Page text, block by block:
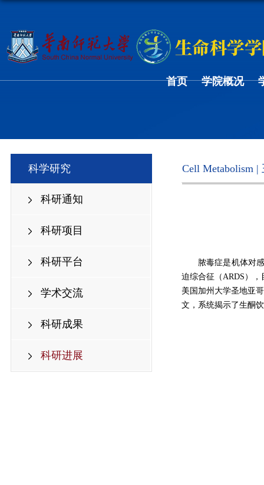
首页 学院概况
科学研究
科研通知
科研项目
科研平台
学术交流
科研成果
科研进展
Cell Metabolism
脓毒症是机体对
迫综合征（ARDS）
美国加州大学圣地亚
文，系统揭示了生酮